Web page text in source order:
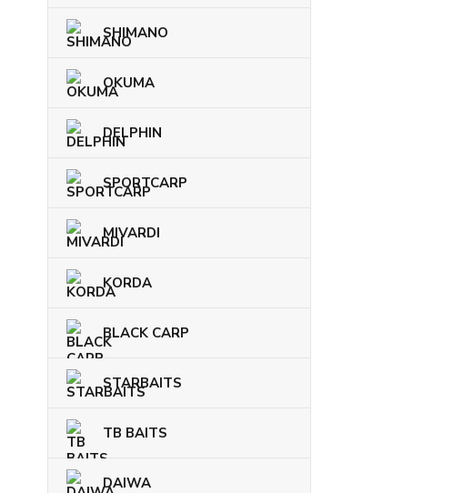
SHIMANO
OKUMA
DELPHIN
SPORTCARP
MIVARDI
KORDA
BLACK CARP
STARBAITS
TB BAITS
DAIWA